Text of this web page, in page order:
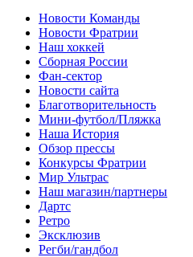
Новости Команды
Новости Фратрии
Наш хоккей
Сборная России
Фан-cектор
Новости сайта
Благотворительность
Мини-футбол/Пляжка
Наша История
Обзор прессы
Конкурсы Фратрии
Мир Ультрас
Наш магазин/партнеры
Дартс
Ретро
Эксклюзив
Регби/гандбол